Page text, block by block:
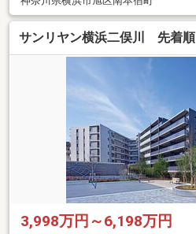
サンリヤン横浜二俣川 先着順
3,998万円～6,198万円